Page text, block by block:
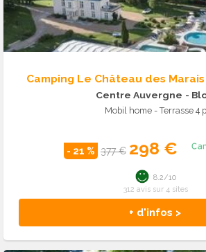
Camping Le Château des
Centre Auvergne -
Mobil home - Terrasse 4
- 21 % 377 € 298 €
+ d'infos >
8.2/10
312 avis sur 4 sites